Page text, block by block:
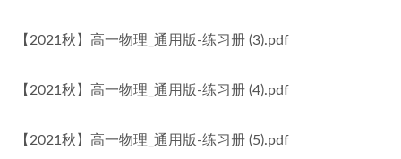
【2021秋】高一物理_通用版-练习册 (3).pdf
【2021秋】高一物理_通用版-练习册 (4).pdf
【2021秋】高一物理_通用版-练习册 (5).pdf